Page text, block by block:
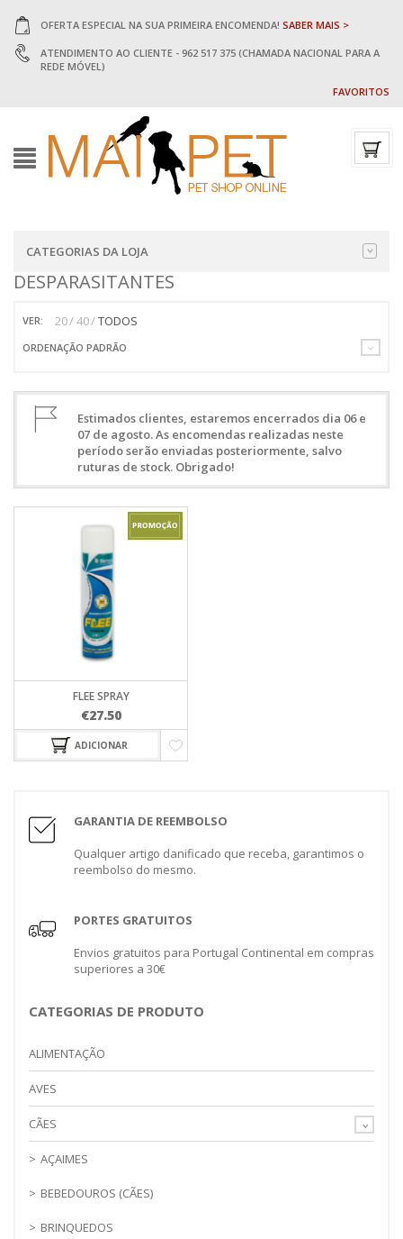
OFERTA ESPECIAL NA SUA PRIMEIRA ENCOMENDA! SABER MAIS >
ATENDIMENTO AO CLIENTE - 962 517 375 (CHAMADA NACIONAL PARA A
REDE MÓVEL)
FAVORITOS
CATEGORIAS DA LOJA
DESPARASITANTES
VER: 20 40 TODOS
ORDENAÇÃO PADRÃO
Estimados clientes, estaremos encerrados dia 06 e
07 de agosto. As encomendas realizadas neste
período serão enviadas posteriormente, salvo
ruturas de stock. Obrigado!
FLEE SPRAY
€27.50
ADICIONAR
GARANTIA DE REEMBOLSO
Qualquer artigo danificado que receba, garantimos o
reembolso do mesmo.
PORTES GRATUITOS
Envios gratuitos para Portugal Continental em compras
superiores a 30€
CATEGORIAS DE PRODUTO
ALIMENTAÇÃO
AVES
CÃES
AÇAIMES
BEBEDOUROS (CÃES)
BRINQUEDOS